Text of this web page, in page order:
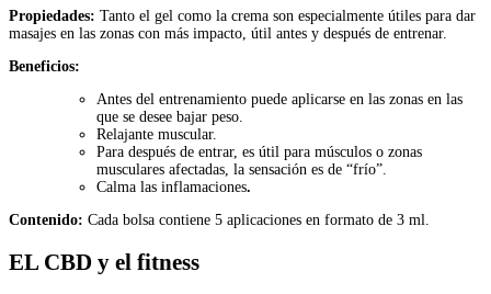
Propiedades: Tanto el gel como la crema son especialmente útiles para dar
masajes en las zonas con más impacto, útil antes y después de entrenar.
Beneficios:
Antes del entrenamiento puede aplicarse en las zonas en las
que se desee bajar peso.
Relajante muscular.
Para después de entrar, es útil para músculos o zonas
musculares afectadas, la sensación es de “frío”.
Calma las inflamaciones.
Contenido: Cada bolsa contiene 5 aplicaciones en formato de 3 ml.
EL CBD y el fitness